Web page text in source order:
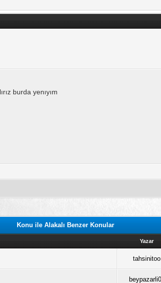
burda yenıyım
Konu ile Alakalı Benzer Konular
Yazar
tahsinitoo